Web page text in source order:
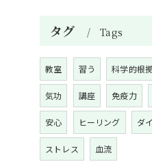
タグ Tags
教室 習う 科学的根
気功 講座 免疫力
安心 ヒーリング ダ
ストレス 血流